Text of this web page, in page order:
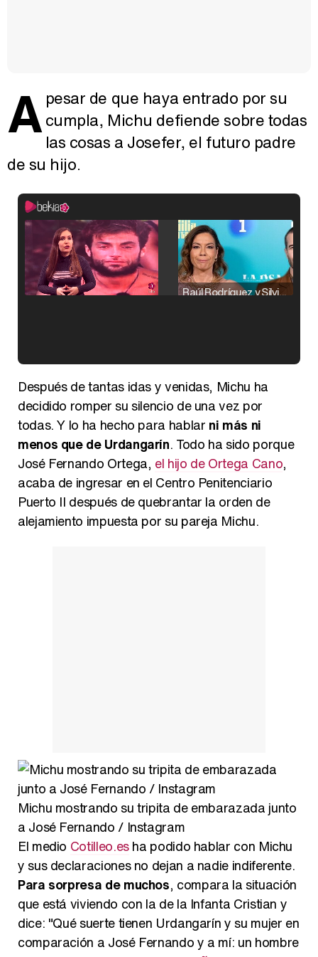
Apesar de que haya entrado por su
cumpla, Michu defiende sobre todas
las cosas a Josefer, el futuro padre
de su hijo.
Raúl Rodríguez y Silvia Taulés nos cuentan su papel en 'La familia de la tele'
Carlota Corredera y Javier de Hoyos: "La tele tiene que representar al público también y aquí están todos los perfiles posibles&quo;
Después de tantas idas y venidas, Michu ha
decidido romper su silencio de una vez por
todas. Y lo ha hecho para hablar ni más ni
menos que de Urdangarín. Todo ha sido porque
José Fernando Ortega, el hijo de Ortega Cano,
acaba de ingresar en el Centro Penitenciario
Puerto II después de quebrantar la orden de
alejamiento impuesta por su pareja Michu.
Michu mostrando su tripita de embarazada junto
a José Fernando / Instagram
El medio Cotilleo.esha podido hablar con Michu
y sus declaraciones no dejan a nadie indiferente.
Para sorpresa de muchos, compara la situación
que está viviendo con la de la Infanta Cristian y
dice: "Qué suerte tienen Urdangarín y su mujer en
comparación a José Fernando y a mí: un hombre